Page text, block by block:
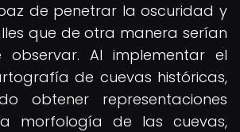
de penetrar la oscuridad y
que de otra manera serían
observar. Al implementar el
de cuevas históricas,
obtener representaciones
morfología de las cuevas,